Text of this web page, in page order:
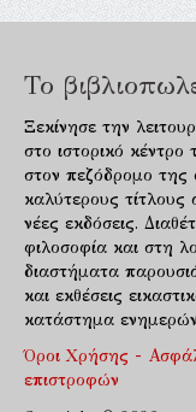
Το
Ξεκίνησε την
στο ιστορικό
στον πεζόδρομο της
καλύτερους τίτλους
νέες εκδόσεις.
φιλοσοφία και στη
διαστήματα
και εκθέσεις
κατάστημα
Όροι Χρήσης -
επιστροφών